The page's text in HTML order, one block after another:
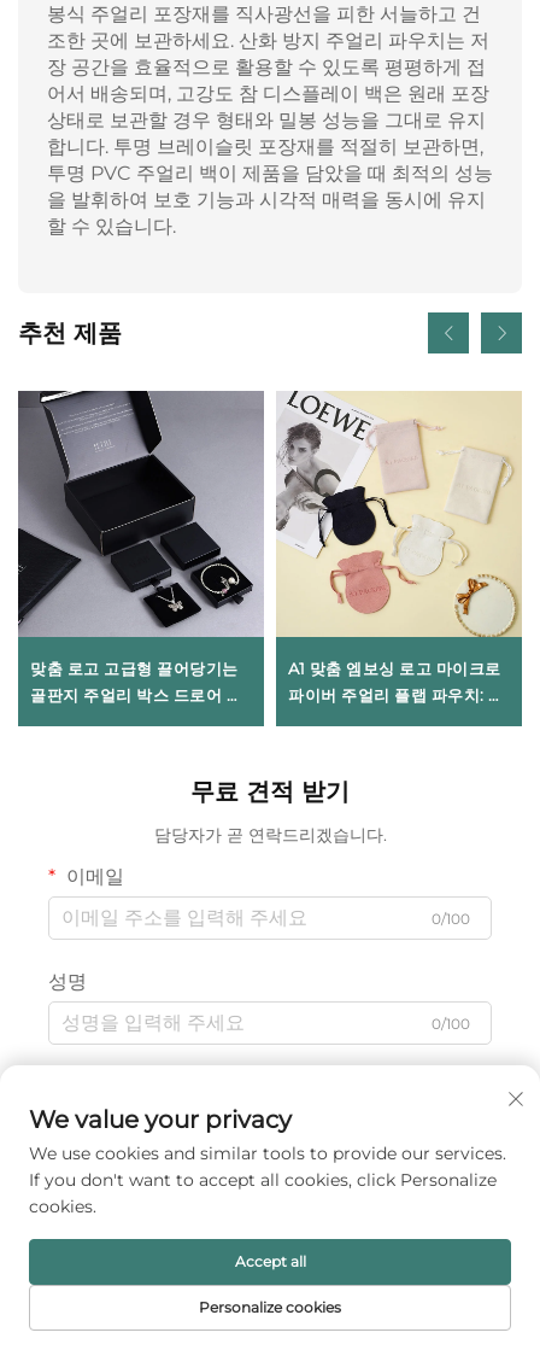
봉식 주얼리 포장재를 직사광선을 피한 서늘하고 건
조한 곳에 보관하세요. 산화 방지 주얼리 파우치는 저
장 공간을 효율적으로 활용할 수 있도록 평평하게 접
어서 배송되며, 고강도 참 디스플레이 백은 원래 포장
상태로 보관할 경우 형태와 밀봉 성능을 그대로 유지
합니다. 투명 브레이슬릿 포장재를 적절히 보관하면,
투명 PVC 주얼리 백이 제품을 담았을 때 최적의 성능
을 발휘하여 보호 기능과 시각적 매력을 동시에 유지
할 수 있습니다.
추천 제품
맞춤 로고 고급형 끌어당기는
골판지 주얼리 박스 드로어 박
A1 맞춤 엠보싱 로고 마이크로
파이버 주얼리 플랩 파우치: 럭
무료 견적 받기
담당자가 곧 연락드리겠습니다.
이메일
0/100
성명
0/100
문의
We value your privacy
We use cookies and similar tools to provide our services.
If you don't want to accept all cookies, click Personalize
cookies.
Personalize cookies
Accept all